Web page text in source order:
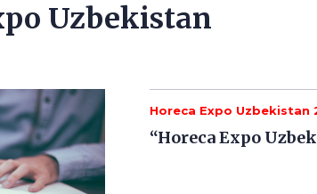
Uzbekistan
Horeca Expo Uzbekistan
“Horeca Expo